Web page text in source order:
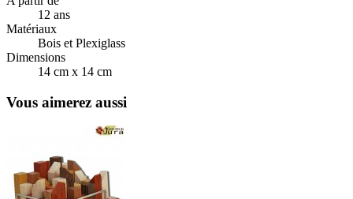
12 ans
Matériaux
Bois et Plexiglass
Dimensions
14 cm x 14 cm
Vous aimerez aussi